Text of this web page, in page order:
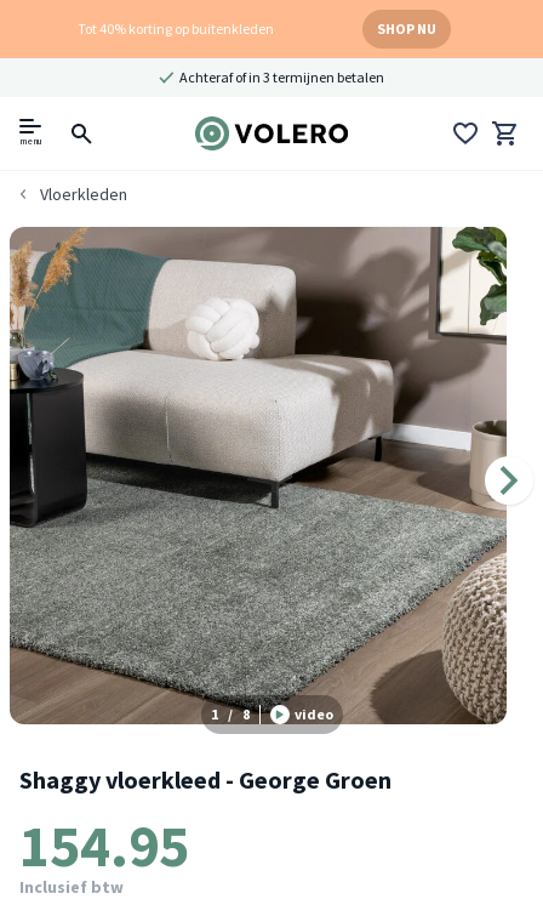
Tot 40% korting op buitenkleden SHOP NU
Achteraf of in 3 termijnen betalen
menu
Vloerkleden
1 / 8 video
Shaggy vloerkleed - George Groen
154.95
Inclusief btw